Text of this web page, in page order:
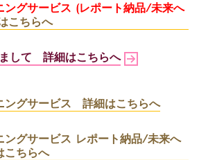
グサービス (レポート納品/未来へ
こちらへ
して 詳細はこちらへ
ングサービス 詳細はこちらへ
グサービス レポート納品/未来へ
こちらへ